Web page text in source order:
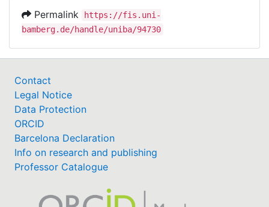
Permalink
https://fis.uni-
bamberg.de/handle/uniba/94730
Contact
Legal Notice
Data Protection
ORCID
Barcelona Declaration
Info on research and publishing
Professor Catalogue